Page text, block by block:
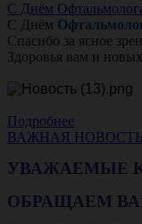
С Днём
С Днём
Спасибо за ясное
Здоровья вам и
Подробнее
ВАЖНАЯ НОВОСТЬ
УВАЖАЕМЫЕ
ОБРАЩАЕМ